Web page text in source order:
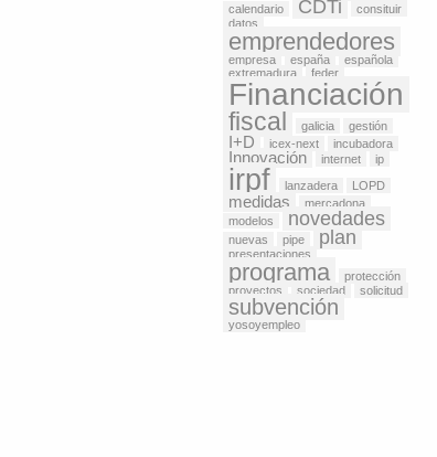
calendario CDTi
consituir
datos
emprendedores
empresa españa
española
extremadura
feder
Financiación
fiscal galicia gestión
I+D icex-next incubadora
Innovación internet ip
irpf lanzadera LOPD
medidas
mercadona
modelos
novedades
nuevas pipe plan
presentaciones
programa
protección
proyectos
sociedad solicitud
subvención
yosoyempleo